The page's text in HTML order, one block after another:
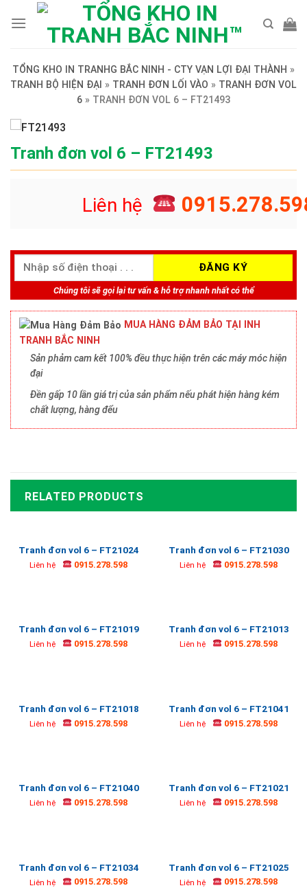
TỔNG KHO IN TRANHG BẮC NINH - CTY VẠN LỢI ĐẠI THÀNH »
TRANH BỘ HIỆN ĐẠI » TRANH ĐƠN LỐI VÀO » TRANH ĐƠN VOL
6 » TRANH ĐƠN VOL 6 – FT21493
Tranh đơn vol 6 – FT21493
Liên hệ
Chúng tôi sẽ gọi lại tư vấn & hỗ trợ nhanh nhất có thể
MUA HÀNG ĐẢM BẢO TẠI INH
TRANH BẮC NINH
Sản phảm cam kết 100% đều thực hiện trên các máy móc hiện
đại
Đền gấp 10 lần giá trị của sản phẩm nếu phát hiện hàng kém
chất lượng, hàng đểu
RELATED PRODUCTS
Tranh đơn vol 6 – FT21024
Liên hệ 0915.278.598
Tranh đơn vol 6 – FT21030
Liên hệ 0915.278.598
Tranh đơn vol 6 – FT21019
Liên hệ 0915.278.598
Tranh đơn vol 6 – FT21013
Liên hệ 0915.278.598
Tranh đơn vol 6 – FT21018
Liên hệ 0915.278.598
Tranh đơn vol 6 – FT21041
Liên hệ 0915.278.598
Tranh đơn vol 6 – FT21040
Liên hệ 0915.278.598
Tranh đơn vol 6 – FT21021
Liên hệ 0915.278.598
Tranh đơn vol 6 – FT21034
Liên hệ 0915.278.598
Tranh đơn vol 6 – FT21025
Liên hệ 0915.278.598